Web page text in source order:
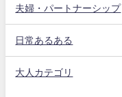
夫婦・パートナーシップ
日常あるある
大人カテゴリ